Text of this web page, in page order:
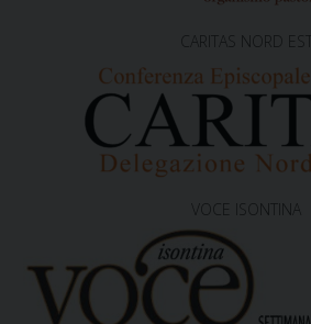
CARITAS NORD EST
VOCE ISONTINA